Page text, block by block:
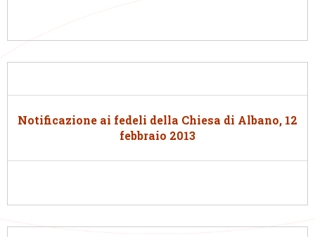
Notificazione ai fedeli della Chiesa di Albano, 12
febbraio 2013